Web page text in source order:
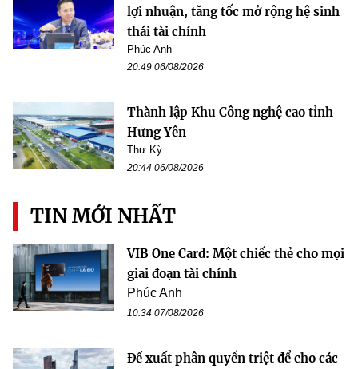
lợi nhuận, tăng tốc mở rộng hệ sinh
thái tài chính
Phúc Anh
20:49 06/08/2026
Thành lập Khu Công nghệ cao tỉnh
Hưng Yên
Thư Kỳ
20:44 06/08/2026
TIN MỚI NHẤT
VIB One Card: Một chiếc thẻ cho mọi
giai đoạn tài chính
Phúc Anh
10:34 07/08/2026
Đề xuất phân quyền triệt để cho các